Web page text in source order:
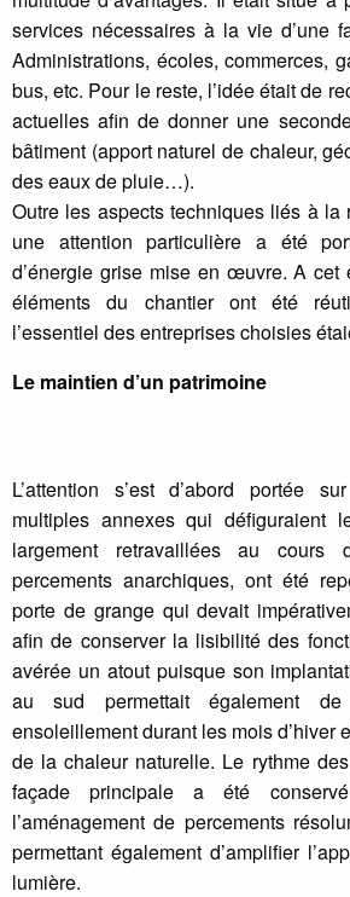
services nécessaires à la vie d’une
Administrations, écoles, commerces,
bus, etc. Pour le reste, l’idée était de
actuelles afin de donner une
bâtiment (apport naturel de chaleur,
des eaux de pluie…).
Outre les aspects techniques liés à la
une attention particulière a été
d’énergie grise mise en œuvre. A cet
éléments du chantier ont été
l’essentiel des entreprises choisies
Le maintien d’un patrimoine
L’attention s’est d’abord portée
multiples annexes qui défiguraient
largement retravaillées au
percements anarchiques, ont été
porte de grange qui devait
afin de conserver la lisibilité des
avérée un atout puisque son
au sud permettait également
ensoleillement durant les mois d’hiver
de la chaleur naturelle. Le rythme
façade principale a été
l’aménagement de percements
permettant également d’amplifier
lumière.